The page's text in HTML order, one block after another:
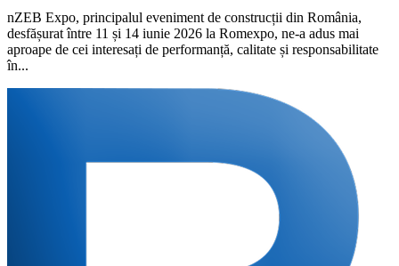
nZEB Expo, principalul eveniment de construcții din România,
desfășurat între 11 și 14 iunie 2026 la Romexpo, ne-a adus mai
aproape de cei interesați de performanță, calitate și responsabilitate
în...